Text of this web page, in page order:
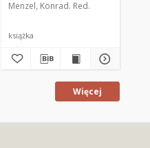
1848)
Menzel, Konrad. Red.
książka
Więcej